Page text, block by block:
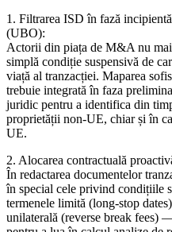
1. Filtrarea ISD în fază
(UBO):
Actorii din piața de M&A nu
simplă condiție suspensivă de
viață al tranzacției. Maparea
trebuie integrată în faza
juridic pentru a identifica din
proprietății non-UE, chiar și în
UE.
2. Alocarea contractuală
În redactarea documentelor
în special cele privind condițiile
termenele limită (long-stop
unilaterală (reverse break fees)